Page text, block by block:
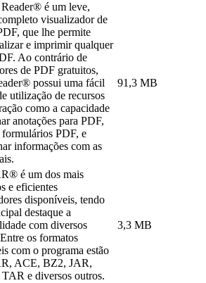
é um leve,
visualizador de
que lhe permite
e imprimir qualquer
Ao contrário de
de PDF gratuitos,
possui uma fácil
utilização de recursos
como a capacidade
anotações para PDF,
formulários PDF, e
informações com as
91,3 MB
é um dos mais
e eficientes
disponíveis, tendo
destaque a
com diversos
os formatos
com o programa estão
ACE, BZ2, JAR,
e diversos outros.
3,3 MB